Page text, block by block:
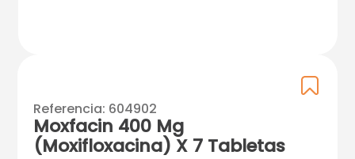
Referencia: 604902
Moxfacin 400 Mg
(Moxifloxacina) X 7 Tabletas